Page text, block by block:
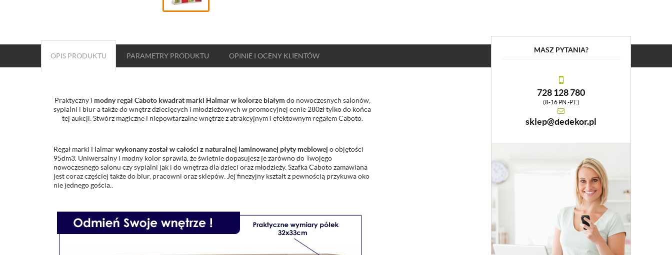
OPIS PRODUKTU PARAMETRY PRODUKTU OPINIE I OCENY KLIENTÓW
Praktyczny i modny regał Caboto kwadrat marki Halmar w kolorze białym do nowoczesnych salonów,
sypialni i biur a także do wnętrz dziecięcych i młodzieżowych w promocyjnej cenie 280zł tylko do końca
tej aukcji. Stwórz magiczne i niepowtarzalne wnętrze z atrakcyjnym i efektownym regałem Caboto.
Regał marki Halmarwykonany został w całości z naturalnej laminowanej płyty meblowej o objętości
95dm3. Uniwersalny i modny kolor sprawia, że świetnie dopasujesz je zarówno do Twojego
nowoczesnego salonu czy sypialni jak i do wnętrza dla dzieci oraz młodzieży. Szafka Caboto zamawiana
jest coraz częściej także do biur, pracowni oraz sklepów. Jej finezyjny kształt z pewnością przykuwa oko
nie jednego gościa..
MASZ PYTANIA?
728 128 780
(8-16 PN.-PT.)
sklep@dedekor.pl